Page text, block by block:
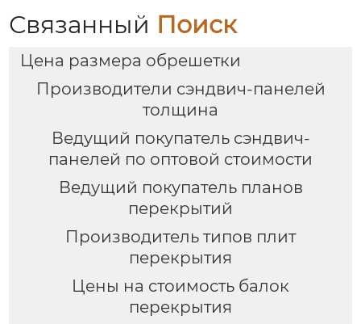
Связанный Поиск
Цена размера обрешетки
Производители сэндвич-панелей
толщина
Ведущий покупатель сэндвич-
панелей по оптовой стоимости
Ведущий покупатель планов
перекрытий
Производитель типов плит
перекрытия
Цены на стоимость балок
перекрытия